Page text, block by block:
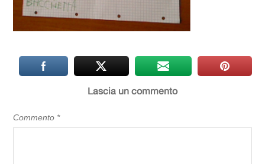
Lascia un commento
Commento *